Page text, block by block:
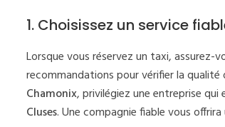
1. Choisissez un service
Lorsque vous réservez un taxi, assurez-
recommandations pour vérifier la
Chamonix, privilégiez une entreprise
Cluses. Une compagnie fiable vous